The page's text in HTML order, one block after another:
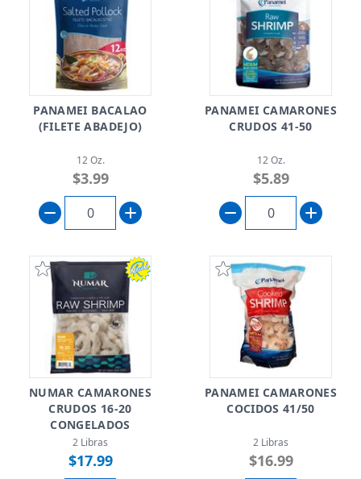
PANAMEI BACALAO
(FILETE ABADEJO)
12 Oz.
$3.99
PANAMEI CAMARONES
CRUDOS 41-50
12 Oz.
$5.89
NUMAR CAMARONES
CRUDOS 16-20
CONGELADOS
2 Libras
$17.99
PANAMEI CAMARONES
COCIDOS 41/50
2 Libras
$16.99